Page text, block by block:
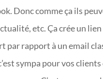
Donc comme ça ils
etc. Ça crée un
par rapport à un email
sympa pour vos clients